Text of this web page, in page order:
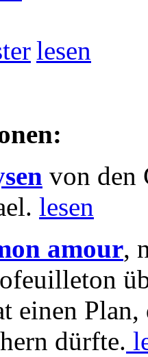
lesen
von den
lesen
amour,
einen Plan,
dürfte.